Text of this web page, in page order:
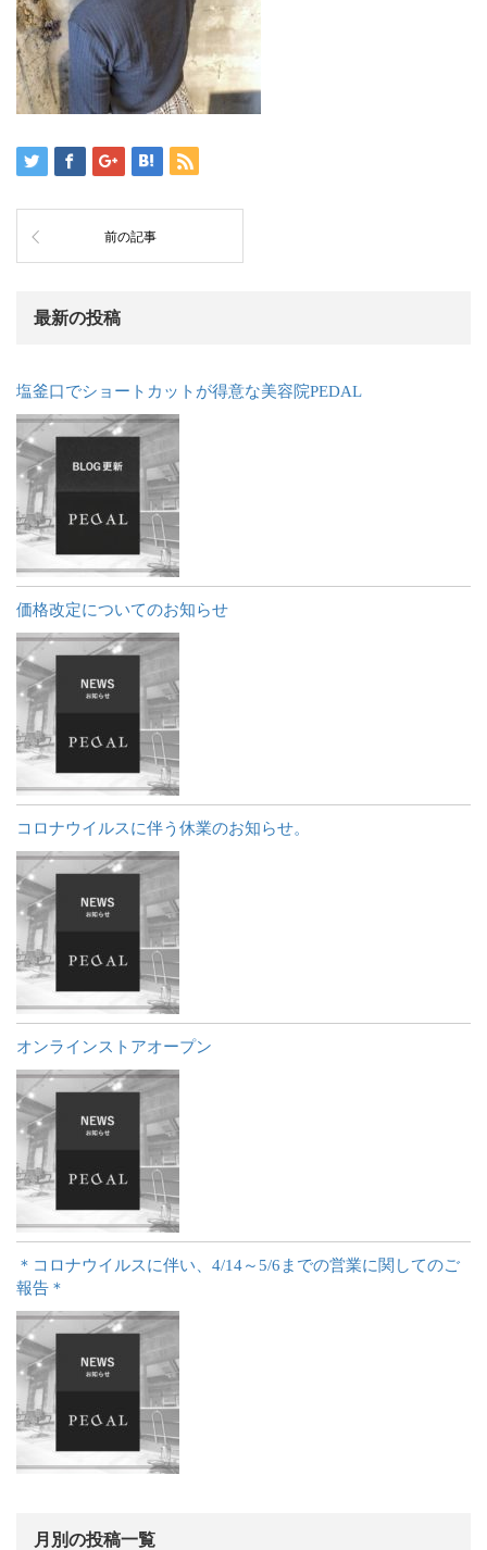
前の記事
最新の投稿
塩釜口でショートカットが得意な美容院PEDAL
価格改定についてのお知らせ
コロナウイルスに伴う休業のお知らせ。
オンラインストアオープン
＊コロナウイルスに伴い、4/14～5/6までの営業に関してのご
報告＊
月別の投稿一覧